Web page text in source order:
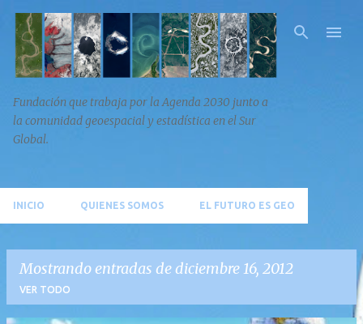
Ir al contenido principal
Fundación que trabaja por la Agenda 2030 junto a
la comunidad geoespacial y estadística en el Sur
Global.
INICIO QUIENES SOMOS EL FUTURO ES GEO
Mostrando entradas de diciembre 16, 2012
VER TODO